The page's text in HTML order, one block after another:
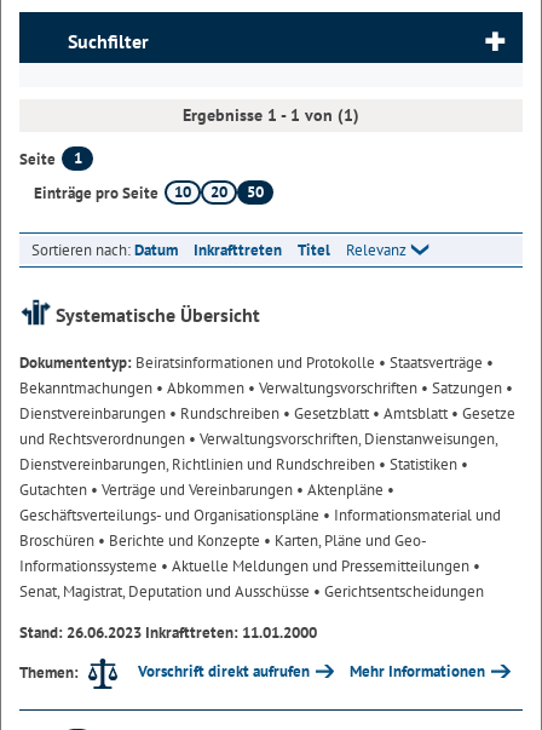
Suchfilter
Ergebnisse 1 - 1 von (1)
Seite
1
Einträge pro Seite
10 20 50
Sortieren nach:Datum Inkrafttreten Titel Relevanz
Systematische Übersicht
Dokumententyp: Beiratsinformationen und Protokolle • Staatsverträge •
Bekanntmachungen • Abkommen • Verwaltungsvorschriften • Satzungen •
Dienstvereinbarungen • Rundschreiben • Gesetzblatt• Amtsblatt• Gesetze
und Rechtsverordnungen • Verwaltungsvorschriften, Dienstanweisungen,
Dienstvereinbarungen, Richtlinien und Rundschreiben • Statistiken •
Gutachten • Verträge und Vereinbarungen • Aktenpläne •
Geschäftsverteilungs- und Organisationspläne • Informationsmaterial und
Broschüren • Berichte und Konzepte • Karten, Pläne und Geo-
Informationssysteme • Aktuelle Meldungen und Pressemitteilungen •
Senat, Magistrat, Deputation und Ausschüsse • Gerichtsentscheidungen
Stand: 26.06.2023 Inkrafttreten: 11.01.2000
Themen:
Vorschrift direkt aufrufen Mehr Informationen